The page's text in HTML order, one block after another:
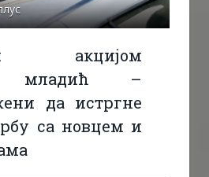
акцијом
младић –
да истргне
са новцем и